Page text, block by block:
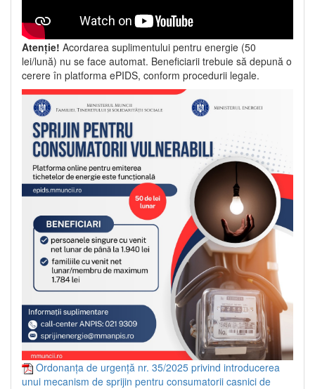
Atenție! Acordarea suplimentului pentru energie (50
lei/lună) nu se face automat. Beneficiarii trebuie să depună o
cerere în platforma ePIDS, conform procedurii legale.
Ordonanța de urgență nr. 35/2025 privind introducerea
unui mecanism de sprijin pentru consumatorii casnici de